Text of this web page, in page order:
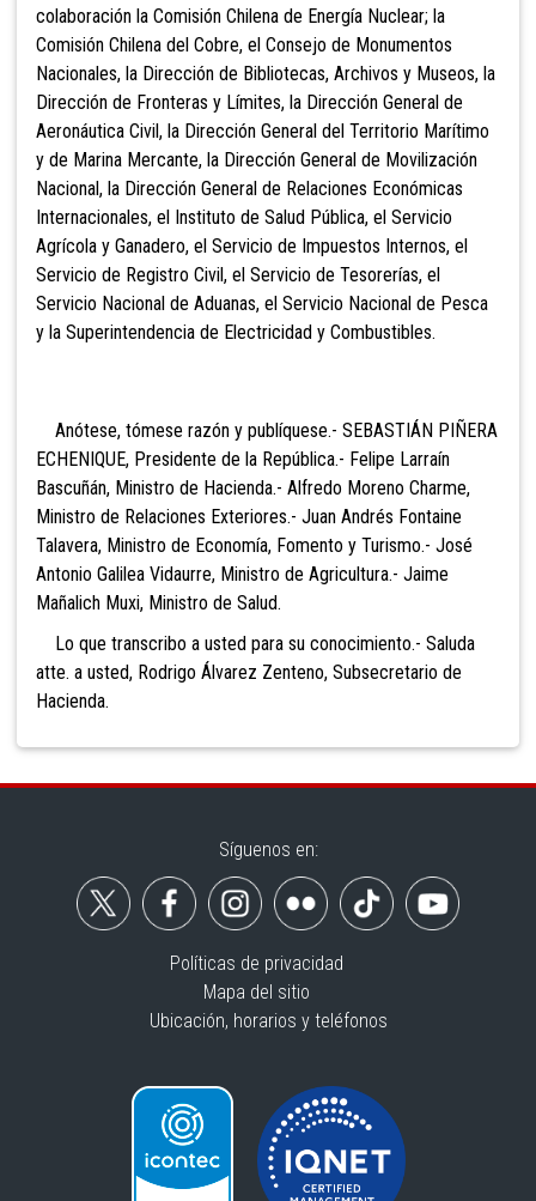
colaboración la Comisión Chilena de Energía Nuclear; la
Comisión Chilena del Cobre, el Consejo de Monumentos
Nacionales, la Dirección de Bibliotecas, Archivos y Museos, la
Dirección de Fronteras y Límites, la Dirección General de
Aeronáutica Civil, la Dirección General del Territorio Marítimo
y de Marina Mercante, la Dirección General de Movilización
Nacional, la Dirección General de Relaciones Económicas
Internacionales, el Instituto de Salud Pública, el Servicio
Agrícola y Ganadero, el Servicio de Impuestos Internos, el
Servicio de Registro Civil, el Servicio de Tesorerías, el
Servicio Nacional de Aduanas, el Servicio Nacional de Pesca
y la Superintendencia de Electricidad y Combustibles.
Anótese, tómese razón y publíquese.- SEBASTIÁN PIÑERA
ECHENIQUE, Presidente de la República.- Felipe Larraín
Bascuñán, Ministro de Hacienda.- Alfredo Moreno Charme,
Ministro de Relaciones Exteriores.- Juan Andrés Fontaine
Talavera, Ministro de Economía, Fomento y Turismo.- José
Antonio Galilea Vidaurre, Ministro de Agricultura.- Jaime
Mañalich Muxi, Ministro de Salud.
Lo que transcribo a usted para su conocimiento.- Saluda
atte. a usted, Rodrigo Álvarez Zenteno, Subsecretario de
Hacienda.
Síguenos en:
Políticas de privacidad
Mapa del sitio
Ubicación, horarios y teléfonos